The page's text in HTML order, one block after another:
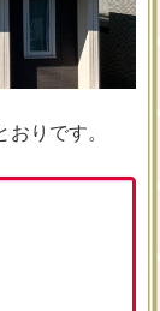
りです。